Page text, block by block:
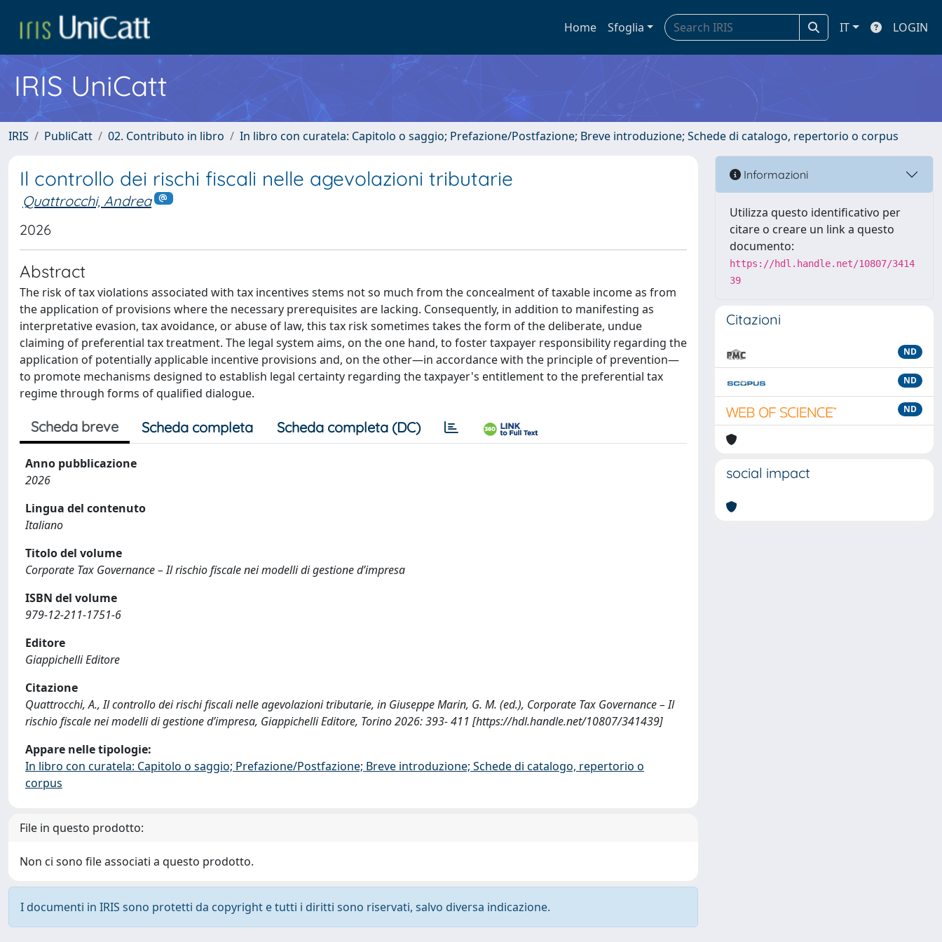
Home Sfoglia IT LOGIN
IRIS UniCatt
IRIS PubliCatt 02. Contributo in libro In libro con curatela: Capitolo o saggio; Prefazione/Postfazione; Breve introduzione; Schede di catalogo, repertorio o corpus
Il controllo dei rischi fiscali nelle agevolazioni tributarie
Quattrocchi, Andrea
2026
Abstract
The risk of tax violations associated with tax incentives stems not so much from the concealment of taxable income as from
the application of provisions where the necessary prerequisites are lacking. Consequently, in addition to manifesting as
interpretative evasion, tax avoidance, or abuse of law, this tax risk sometimes takes the form of the deliberate, undue
claiming of preferential tax treatment. The legal system aims, on the one hand, to foster taxpayer responsibility regarding the
application of potentially applicable incentive provisions and, on the other—in accordance with the principle of prevention—
to promote mechanisms designed to establish legal certainty regarding the taxpayer's entitlement to the preferential tax
regime through forms of qualified dialogue.
Scheda breve Scheda completa Scheda completa (DC)
Anno pubblicazione
2026
Lingua del contenuto
Italiano
Titolo del volume
Corporate Tax Governance – Il rischio fiscale nei modelli di gestione d’impresa
ISBN del volume
979-12-211-1751-6
Editore
Giappichelli Editore
Citazione
Quattrocchi, A., Il controllo dei rischi fiscali nelle agevolazioni tributarie, in Giuseppe Marin, G. M. (ed.), Corporate Tax Governance – Il
rischio fiscale nei modelli di gestione d’impresa, Giappichelli Editore, Torino 2026: 393- 411 [https://hdl.handle.net/10807/341439]
Appare nelle tipologie:
In libro con curatela: Capitolo o saggio; Prefazione/Postfazione; Breve introduzione; Schede di catalogo, repertorio o
corpus
File in questo prodotto:
Non ci sono file associati a questo prodotto.
I documenti in IRIS sono protetti da copyright e tutti i diritti sono riservati, salvo diversa indicazione.
Informazioni
Utilizza questo identificativo per
citare o creare un link a questo
documento:
https://hdl.handle.net/10807/3414
39
Citazioni
ND
ND
ND
social impact